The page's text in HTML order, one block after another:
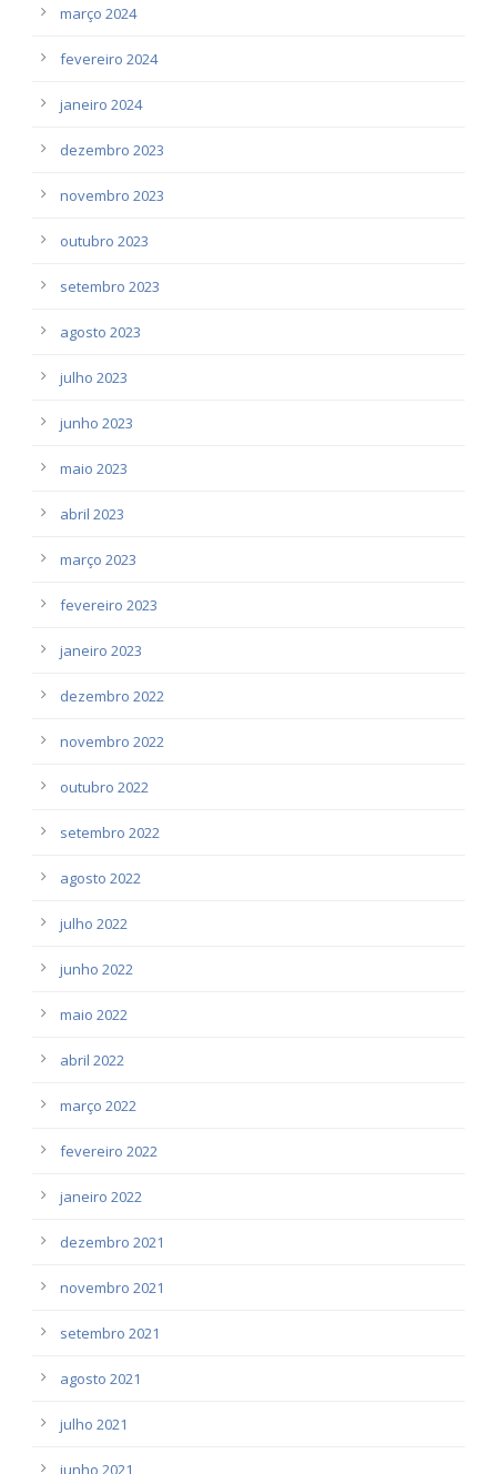
março 2024
fevereiro 2024
janeiro 2024
dezembro 2023
novembro 2023
outubro 2023
setembro 2023
agosto 2023
julho 2023
junho 2023
maio 2023
abril 2023
março 2023
fevereiro 2023
janeiro 2023
dezembro 2022
novembro 2022
outubro 2022
setembro 2022
agosto 2022
julho 2022
junho 2022
maio 2022
abril 2022
março 2022
fevereiro 2022
janeiro 2022
dezembro 2021
novembro 2021
setembro 2021
agosto 2021
julho 2021
junho 2021